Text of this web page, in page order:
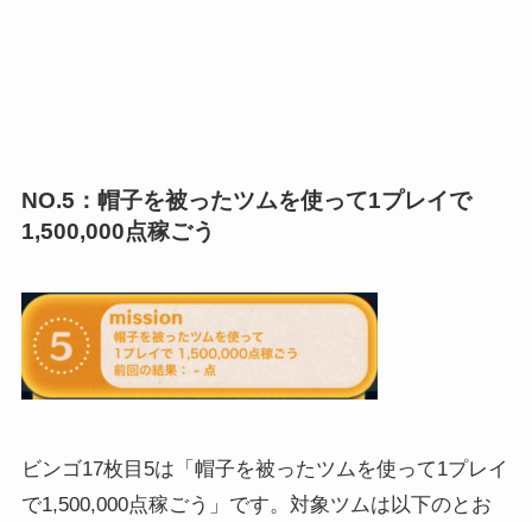
NO.5：帽子を被ったツムを使って1プレイで
1,500,000点稼ごう
ビンゴ17枚目5は「帽子を被ったツムを使って1プレイ
で1,500,000点稼ごう」です。対象ツムは以下のとお